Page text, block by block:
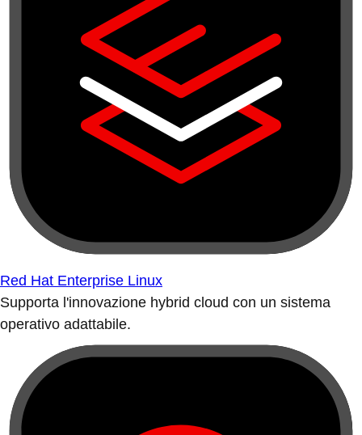
Red Hat Enterprise Linux
Supporta l'innovazione hybrid cloud con un sistema
operativo adattabile.